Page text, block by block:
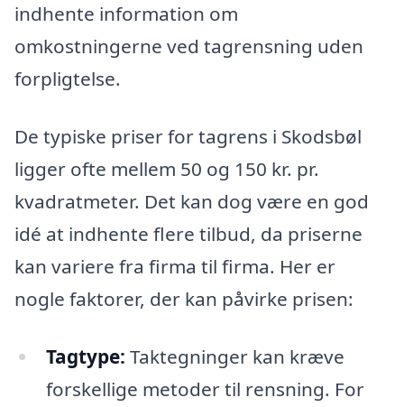
indhente information om
omkostningerne ved tagrensning uden
forpligtelse.
De typiske priser for tagrens i Skodsbøl
ligger ofte mellem 50 og 150 kr. pr.
kvadratmeter. Det kan dog være en god
idé at indhente flere tilbud, da priserne
kan variere fra firma til firma. Her er
nogle faktorer, der kan påvirke prisen:
Tagtype: Taktegninger kan kræve
forskellige metoder til rensning. For